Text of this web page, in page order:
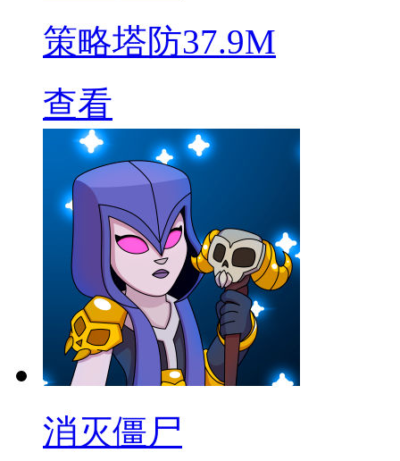
策略塔防37.9M
查看
消灭僵尸